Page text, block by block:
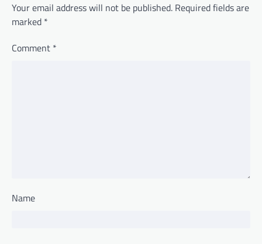
Your email address will not be published. Required fields are
marked *
Comment *
Name